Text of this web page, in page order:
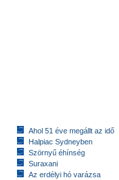
Ahol 51 éve megállt az idő
Halpiac Sydneyben
Szörnyű éhínség
Suraxani
Az erdélyi hó varázsa